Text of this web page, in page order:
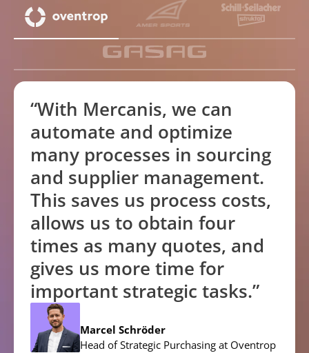
“With Mercanis, we can
automate and optimize
many processes in sourcing
and supplier management.
This saves us process costs,
allows us to obtain four
times as many quotes, and
gives us more time for
important strategic tasks.”
Marcel Schröder
Head of Strategic Purchasing at Oventrop